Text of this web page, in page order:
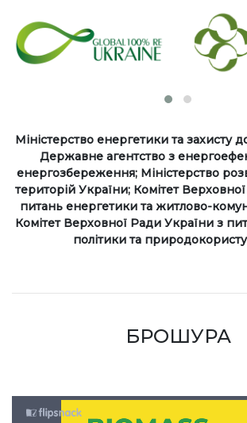
Міністерство енергетики та захисту
Державне агентство з
енергозбереження; Міністерство
територій України; Комітет
питань енергетики та житлово-
Комітет Верховної Ради України з
політики та
БРОШУРА